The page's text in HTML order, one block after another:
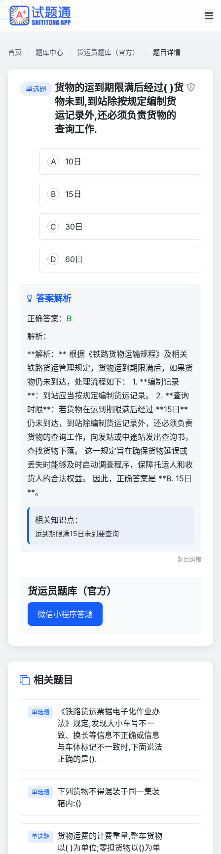
首页 题库中心 货运员题库（官方） 题目详情
单选题
货物的运到期限满后经过( )货
物未到,到站除按规定编制货
运记录外,还必须负责货物的
查询工作.
A 10日
B 15日
C 30日
D 60日
答案解析
正确答案： B
解析：
**解析：** 根据《铁路货物运输规程》及相关
铁路货运管理规定，货物运到期限满后，如果货
物仍未到达，处理流程如下： 1. **编制记录
**：到站应当按规定编制货运记录。 2. **查询
时限**：若货物在运到期限满后经过 **15日**
仍未到达，到站除编制货运记录外，还必须负责
货物的查询工作，向发站或中途站发出查询书，
查找货物下落。 这一规定旨在确保货物延误或
丢失时能够及时启动调查程序，保障托运人和收
货人的合法权益。 因此，正确答案是 **B. 15日
**。
相关知识点：
运到期限满15日未到要查询
题目纠错
货运员题库（官方）
微信小程序答题
相关题目
单选题
《铁路货运票据电子化作业办
法》规定,发现大小车号不一
致、换长等信息不正确或信息
与车体标记不一致时,下面说法
正确的是().
单选题
下列货物不得混装于同一集装
箱内:()
单选题
货物运费的计费重量,整车货物
以( )为单位;零担货物以()为单